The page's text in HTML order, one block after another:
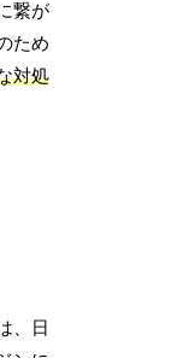
繋が
ため
対処
、日